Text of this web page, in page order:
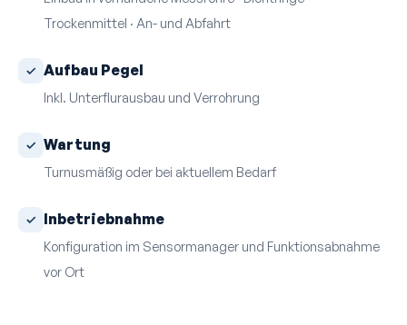
Trockenmittel · An- und Abfahrt
Aufbau Pegel
Inkl. Unterflur­ausbau und Verrohrung
Wartung
Turnusmäßig oder bei aktuellem Bedarf
Inbetriebnahme
Konfiguration im Sensormanager und Funktions­abnahme
vor Ort